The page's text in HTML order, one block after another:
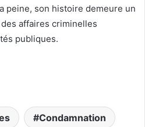
peine, son histoire demeure un
affaires criminelles
publiques.
Condamnation